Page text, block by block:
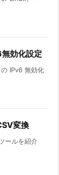
効化設定
IPv6 無効化
変換
ールを紹介